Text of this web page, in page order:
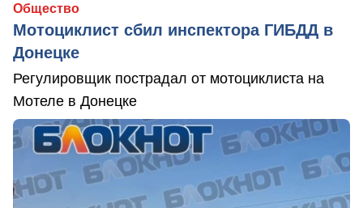
Общество
Мотоциклист сбил инспектора ГИБДД в
Донецке
Регулировщик пострадал от мотоциклиста на
Мотеле в Донецке